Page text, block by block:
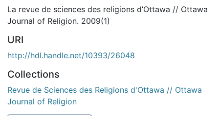
La revue de sciences des religions d’Ottawa // Ottawa
Journal of Religion. 2009(1)
URI
http://hdl.handle.net/10393/26048
Collections
Revue de Sciences des Religions d'Ottawa // Ottawa
Journal of Religion